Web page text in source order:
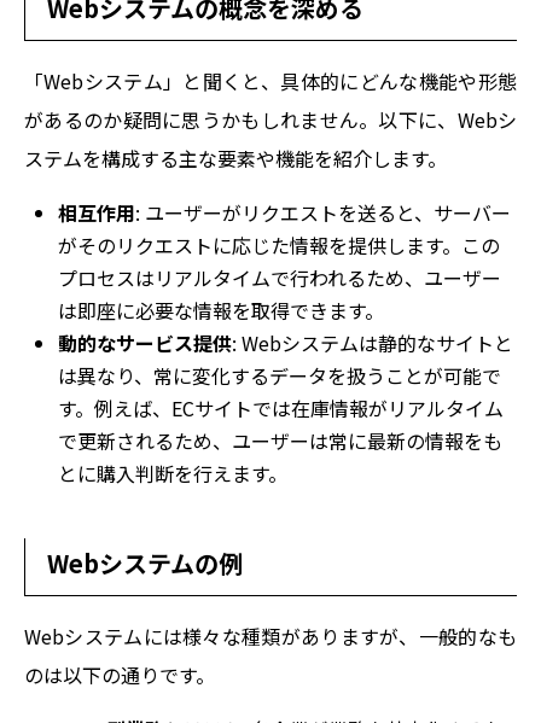
Webシステムの概念を深める
「Webシステム」と聞くと、具体的にどんな機能や形態
があるのか疑問に思うかもしれません。以下に、Webシ
ステムを構成する主な要素や機能を紹介します。
相互作用: ユーザーがリクエストを送ると、サーバー
がそのリクエストに応じた情報を提供します。この
プロセスはリアルタイムで行われるため、ユーザー
は即座に必要な情報を取得できます。
動的なサービス提供: Webシステムは静的なサイトと
は異なり、常に変化するデータを扱うことが可能で
す。例えば、ECサイトでは在庫情報がリアルタイム
で更新されるため、ユーザーは常に最新の情報をも
とに購入判断を行えます。
Webシステムの例
Webシステムには様々な種類がありますが、一般的なも
のは以下の通りです。